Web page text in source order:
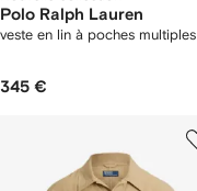
Polo Ralph Lauren
veste en lin à poches multiples
345 €